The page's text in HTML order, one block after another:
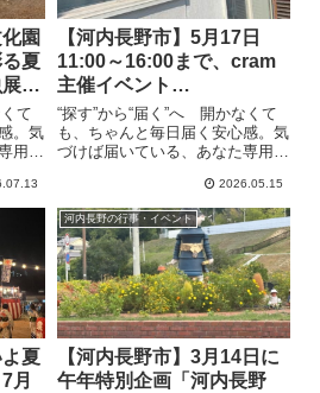
園
る夏
や
休
て
。気
用の
族で
さん
た
【河内長野市】5月17日
11:00～16:00まで、cram
主催イベント
「yorimichi」を開催
“探す”から“届く”へ 開かなくて
も、ちゃんと毎日届く安心感。気
づけば届いている、あなた専用の
く、ラブリーホールが見えるスト
リート沿いある美容室 tranq hair
design / cramさんで、...
2026.05.15
よ夏
月
河内長野の行事・イベント
【河内長野市】3月14日に
午年特別企画「河内長野